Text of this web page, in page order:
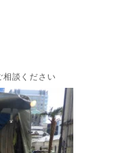
談ください